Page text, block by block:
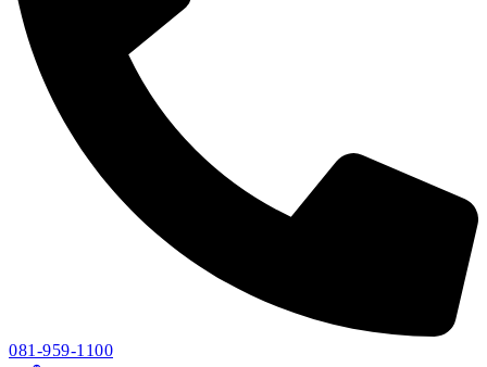
081-959-1100